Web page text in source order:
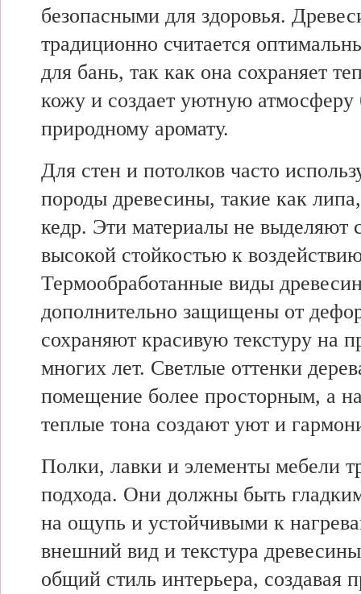
безопасными для здоровья.
традиционно считается
для бань, так как она сохраняет
кожу и создает уютную атмосферу
природному аромату.
Для стен и потолков часто
породы древесины, такие как
кедр. Эти материалы не выделяют
высокой стойкостью к
Термообработанные виды
дополнительно защищены от
сохраняют красивую текстуру на
многих лет. Светлые оттенки
помещение более просторным, а
теплые тона создают уют и
Полки, лавки и элементы мебели
подхода. Они должны быть
на ощупь и устойчивыми к
внешний вид и текстура
общий стиль интерьера, создавая